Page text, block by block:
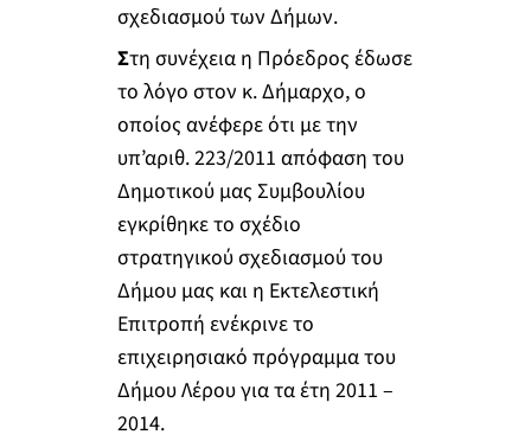
σχεδιασμού των Δήμων.
Στη συνέχεια η Πρόεδρος έδωσε
το λόγο στον κ. Δήμαρχο, ο
οποίος ανέφερε ότι με την
υπ’αριθ. 223/2011 απόφαση του
Δημοτικού μας Συμβουλίου
εγκρίθηκε το σχέδιο
στρατηγικού σχεδιασμού του
Δήμου μας και η Εκτελεστική
Επιτροπή ενέκρινε το
επιχειρησιακό πρόγραμμα του
Δήμου Λέρου για τα έτη 2011 –
2014.